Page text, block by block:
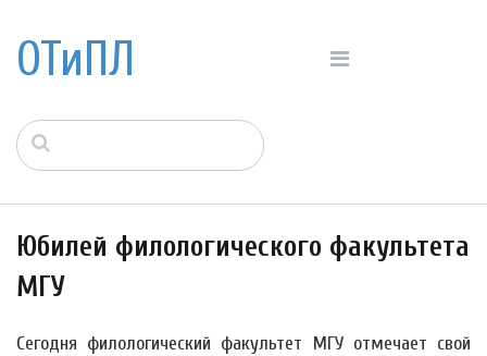
ОТиПЛ
Юбилей филологического факультета
МГУ
Сегодня филологический факультет МГУ отмечает свой